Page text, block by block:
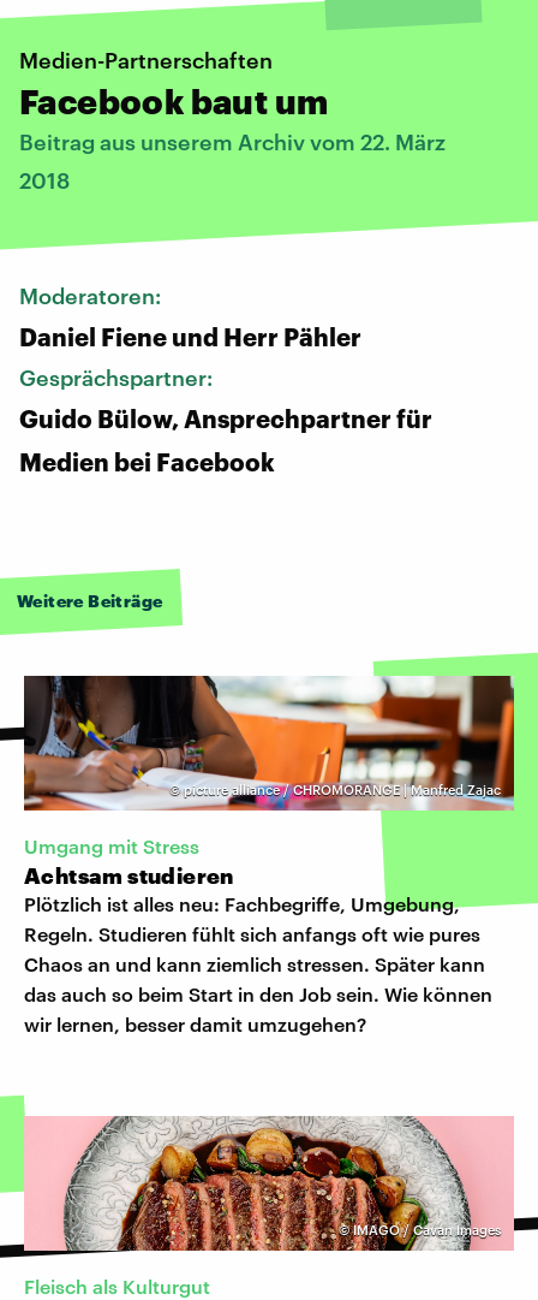
Medien-Partnerschaften
Facebook baut um
Beitrag aus unserem Archiv vom 22. März
2018
Moderatoren:
Daniel Fiene und Herr Pähler
Gesprächspartner:
Guido Bülow, Ansprechpartner für
Medien bei Facebook
Weitere Beiträge
©picture alliance / CHROMORANGE | Manfred Zajac
Umgang mit Stress
Achtsam studieren
Plötzlich ist alles neu: Fachbegriffe, Umgebung,
Regeln. Studieren fühlt sich anfangs oft wie pures
Chaos an und kann ziemlich stressen. Später kann
das auch so beim Start in den Job sein. Wie können
wir lernen, besser damit umzugehen?
©IMAGO / Cavan Images
Fleisch als Kulturgut